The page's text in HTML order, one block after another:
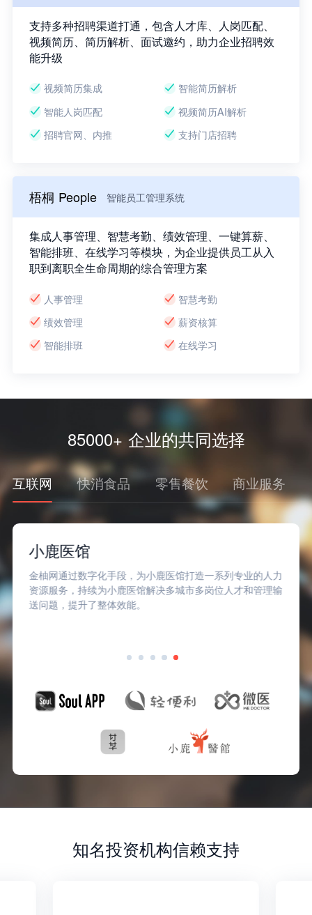
支持多种招聘渠道打通，包含人才库、人岗匹配、
视频简历、简历解析、面试邀约，助力企业招聘效
能升级
视频简历集成
智能简历解析
智能人岗匹配
视频简历AI解析
招聘官网、内推
支持门店招聘
梧桐 People 智能员工管理系统
集成人事管理、智慧考勤、绩效管理、一键算薪、
智能排班、在线学习等模块，为企业提供员工从入
职到离职全生命周期的综合管理方案
人事管理
智慧考勤
绩效管理
薪资核算
智能排班
在线学习
85000+ 企业的共同选择
互联网 快消食品 零售餐饮 商业服务
小鹿医馆
金柚网通过数字化手段，为小鹿医馆打造一系列专业的人力
资源服务，持续为小鹿医馆解决多城市多岗位人才和管理输
送问题，提升了整体效能。
知名投资机构信赖支持